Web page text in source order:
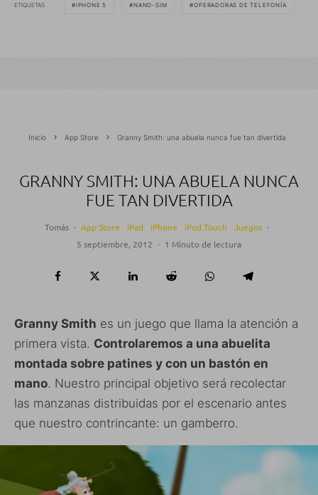
ETIQUETAS IPHONE 5 NANO-SIM OPERADORAS DE TELEFONÍA
Inicio App Store Granny Smith: una abuela nunca fue tan divertida
GRANNY SMITH: UNA ABUELA NUNCA
FUE TAN DIVERTIDA
Tomás · App Store iPad iPhone iPod Touch Juegos ·
5 septiembre, 2012 · 1 Minuto de lectura
Granny Smith es un juego que llama la atención a
primera vista. Controlaremos a una abuelita
montada sobre patines y con un bastón en
mano. Nuestro principal objetivo será recolectar
las manzanas distribuidas por el escenario antes
que nuestro contrincante: un gamberro.